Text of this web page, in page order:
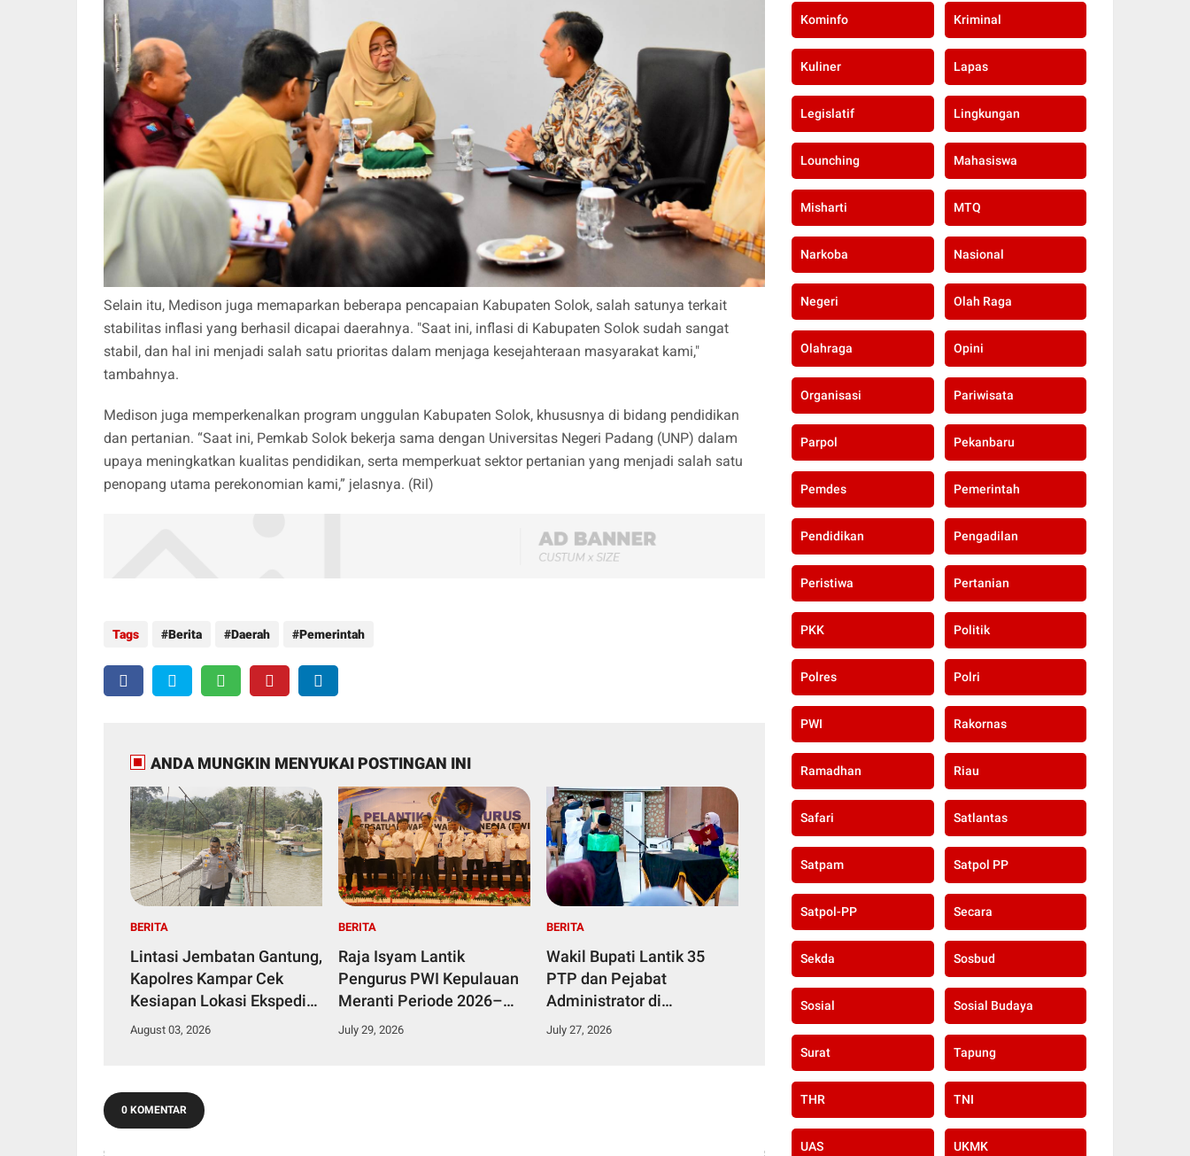
Selain itu, Medison juga memaparkan beberapa pencapaian Kabupaten Solok, salah satunya terkait
stabilitas inflasi yang berhasil dicapai daerahnya. "Saat ini, inflasi di Kabupaten Solok sudah sangat
stabil, dan hal ini menjadi salah satu prioritas dalam menjaga kesejahteraan masyarakat kami,"
tambahnya.
Medison juga memperkenalkan program unggulan Kabupaten Solok, khususnya di bidang pendidikan
dan pertanian. “Saat ini, Pemkab Solok bekerja sama dengan Universitas Negeri Padang (UNP) dalam
upaya meningkatkan kualitas pendidikan, serta memperkuat sektor pertanian yang menjadi salah satu
penopang utama perekonomian kami,” jelasnya. (Ril)
Tags Berita Daerah Pemerintah
ANDA MUNGKIN MENYUKAI POSTINGAN INI
BERITA
Lintasi Jembatan Gantung,
Kapolres Kampar Cek
Kesiapan Lokasi Ekspedisi
Merah Putih Presisi
August 03, 2026
BERITA
Raja Isyam Lantik
Pengurus PWI Kepulauan
Meranti Periode 2026–
2029
July 29, 2026
BERITA
Wakil Bupati Lantik 35
PTP dan Pejabat
Administrator di
Lingkungan Pemkab
July 27, 2026
0 KOMENTAR
Kominfo Kriminal
Kuliner Lapas
Legislatif Lingkungan
Lounching Mahasiswa
Misharti MTQ
Narkoba Nasional
Negeri Olah Raga
Olahraga Opini
Organisasi Pariwisata
Parpol Pekanbaru
Pemdes Pemerintah
Pendidikan Pengadilan
Peristiwa Pertanian
PKK Politik
Polres Polri
PWI Rakornas
Ramadhan Riau
Safari Satlantas
Satpam Satpol PP
Satpol-PP Secara
Sekda Sosbud
Sosial Sosial Budaya
Surat Tapung
THR TNI
UAS UKMK